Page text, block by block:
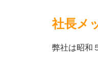
社長メ
弊社は昭和